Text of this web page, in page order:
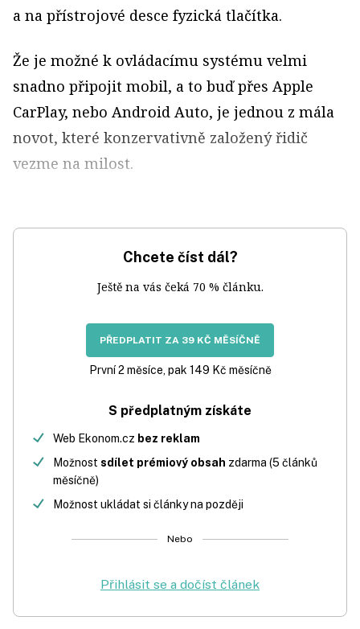
a na přístrojové desce fyzická tlačítka.
Že je možné k ovládacímu systému velmi
snadno připojit mobil, a to buď přes Apple
CarPlay, nebo Android Auto, je jednou z mála
novot, které konzervativně založený řidič
vezme na milost.
Chcete číst dál?
Ještě na vás čeká 70 % článku.
PŘEDPLATIT ZA 39 KČ MĚSÍČNĚ
První 2 měsíce, pak 149 Kč měsíčně
S předplatným získáte
Web Ekonom.cz bez reklam
Možnost sdílet prémiový obsah zdarma (5 článků
měsíčně)
Možnost ukládat si články na později
Nebo
Přihlásit se a dočíst článek